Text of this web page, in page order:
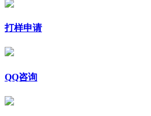
打样申请
QQ咨询